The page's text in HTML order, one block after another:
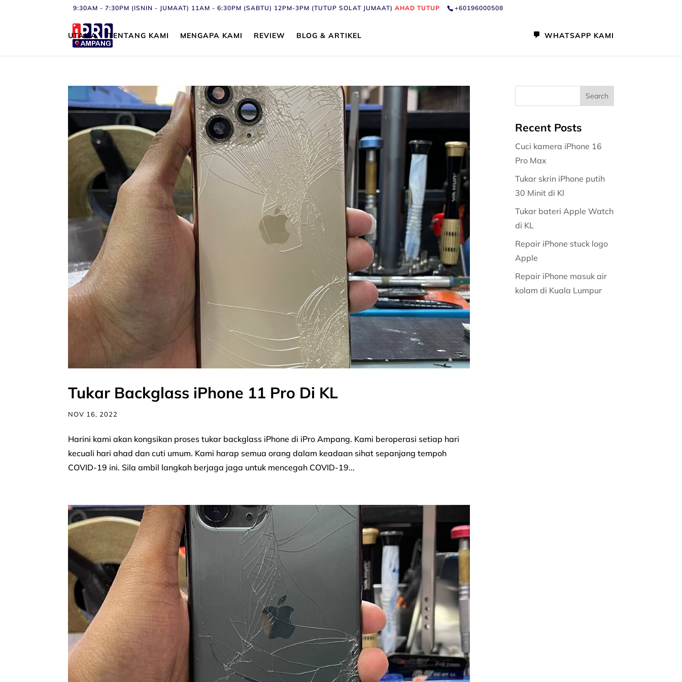
9:30AM - 7:30PM (ISNIN - JUMAAT) 11AM - 6:30PM (SABTU) 12PM-3PM (TUTUP SOLAT JUMAAT)AHAD TUTUP +60196000508
UTAMA TENTANG KAMI MENGAPA KAMI REVIEW BLOG & ARTIKEL WHATSAPP KAMI
Tukar Backglass iPhone 11 Pro Di KL
NOV 16, 2022
Harini kami akan kongsikan proses tukar backglass iPhone di iPro Ampang. Kami beroperasi setiap hari
kecuali hari ahad dan cuti umum. Kami harap semua orang dalam keadaan sihat sepanjang tempoh
COVID-19 ini. Sila ambil langkah berjaga jaga untuk mencegah COVID-19...
Recent Posts
Cuci kamera iPhone 16
Pro Max
Tukar skrin iPhone putih
30 Minit di Kl
Tukar bateri Apple Watch
di KL
Repair iPhone stuck logo
Apple
Repair iPhone masuk air
kolam di Kuala Lumpur